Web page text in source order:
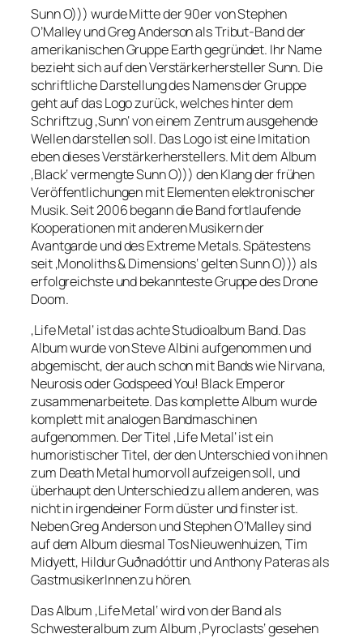
Sunn O))) wurde Mitte der 90er von Stephen
O’Malley und Greg Anderson als Tribut-Band der
amerikanischen Gruppe Earth gegründet. Ihr Name
bezieht sich auf den Verstärkerhersteller Sunn. Die
schriftliche Darstellung des Namens der Gruppe
geht auf das Logo zurück, welches hinter dem
Schriftzug ‚Sunn‘ von einem Zentrum ausgehende
Wellen darstellen soll. Das Logo ist eine Imitation
eben dieses Verstärkerherstellers. Mit dem Album
‚Black‘ vermengte Sunn O))) den Klang der frühen
Veröffentlichungen mit Elementen elektronischer
Musik. Seit 2006 begann die Band fortlaufende
Kooperationen mit anderen Musikern der
Avantgarde und des Extreme Metals. Spätestens
seit ‚Monoliths & Dimensions‘ gelten Sunn O))) als
erfolgreichste und bekannteste Gruppe des Drone
Doom.
‚Life Metal‘ ist das achte Studioalbum Band. Das
Album wurde von Steve Albini aufgenommen und
abgemischt, der auch schon mit Bands wie Nirvana,
Neurosis oder Godspeed You! Black Emperor
zusammenarbeitete. Das komplette Album wurde
komplett mit analogen Bandmaschinen
aufgenommen. Der Titel ‚Life Metal‘ ist ein
humoristischer Titel, der den Unterschied von ihnen
zum Death Metal humorvoll aufzeigen soll, und
überhaupt den Unterschied zu allem anderen, was
nicht in irgendeiner Form düster und finster ist.
Neben Greg Anderson und Stephen O’Malley sind
auf dem Album diesmal Tos Nieuwenhuizen, Tim
Midyett, Hildur Guðnadóttir und Anthony Pateras als
GastmusikerInnen zu hören.
Das Album ‚Life Metal‘ wird von der Band als
Schwesteralbum zum Album ‚Pyroclasts‘ gesehen